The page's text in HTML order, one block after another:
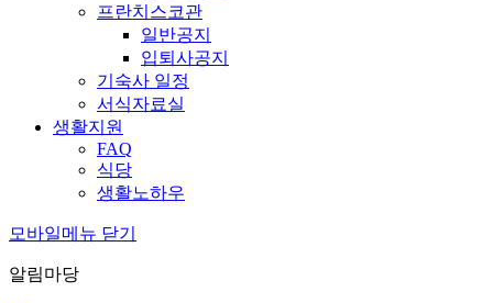
프란치스코관
일반공지
입퇴사공지
기숙사 일정
서식자료실
생활지원
FAQ
식당
생활노하우
모바일메뉴 닫기
알림마당